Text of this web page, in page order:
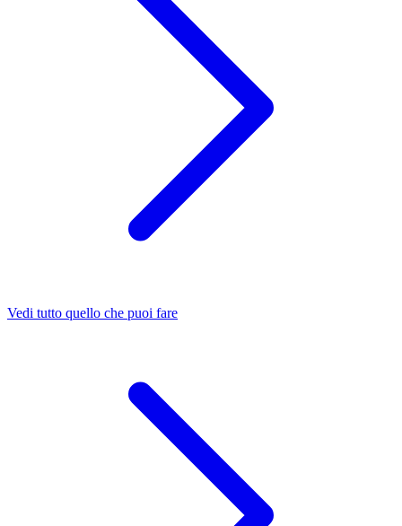
Vedi tutto quello che puoi fare